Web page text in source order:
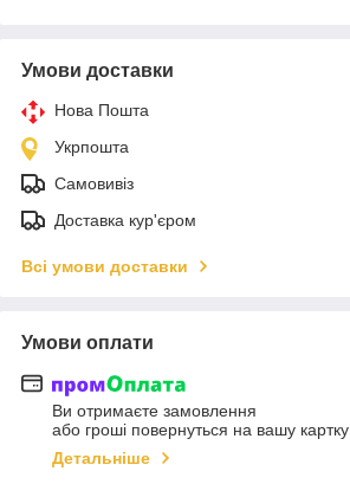
Умови доставки
Нова Пошта
Укрпошта
Самовивіз
Доставка кур'єром
Всі умови доставки
Умови оплати
Ви отримаєте замовлення
або гроші повернуться на вашу картку
Детальніше